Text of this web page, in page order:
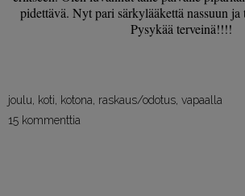
pidettävä. Nyt pari särkylääkettä nassuun
Pysykää terveinä!!!!
joulu koti kotona raskaus/odotus vapaalla
15 kommenttia